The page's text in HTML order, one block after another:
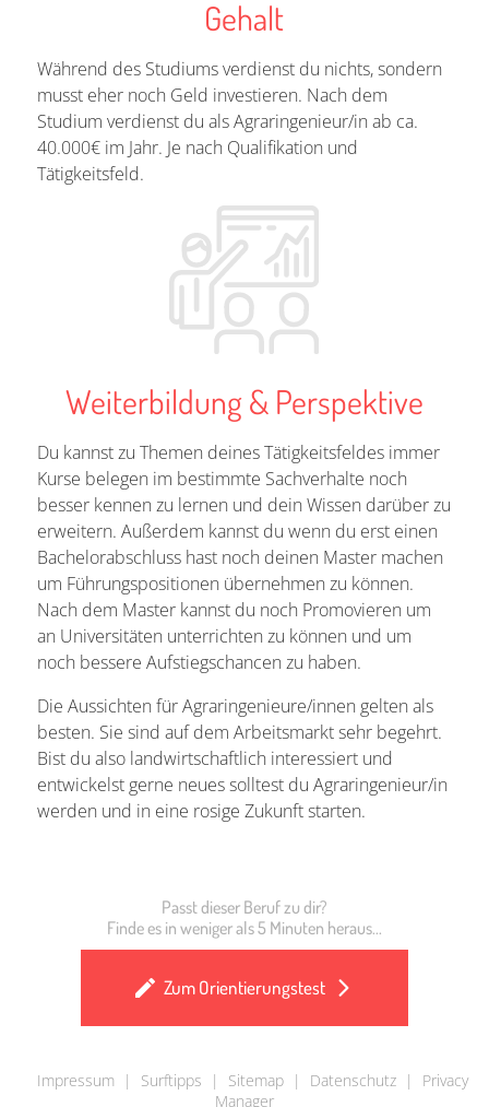
Gehalt
Während des Studiums verdienst du nichts, sondern
musst eher noch Geld investieren. Nach dem
Studium verdienst du als Agraringenieur/in ab ca.
40.000€ im Jahr. Je nach Qualifikation und
Tätigkeitsfeld.
Weiterbildung & Perspektive
Du kannst zu Themen deines Tätigkeitsfeldes immer
Kurse belegen im bestimmte Sachverhalte noch
besser kennen zu lernen und dein Wissen darüber zu
erweitern. Außerdem kannst du wenn du erst einen
Bachelorabschluss hast noch deinen Master machen
um Führungspositionen übernehmen zu können.
Nach dem Master kannst du noch Promovieren um
an Universitäten unterrichten zu können und um
noch bessere Aufstiegschancen zu haben.
Die Aussichten für Agraringenieure/innen gelten als
besten. Sie sind auf dem Arbeitsmarkt sehr begehrt.
Bist du also landwirtschaftlich interessiert und
entwickelst gerne neues solltest du Agraringenieur/in
werden und in eine rosige Zukunft starten.
Passt dieser Beruf zu dir?
Finde es in weniger als 5 Minuten heraus...
Zum Orientierungstest
Impressum | Surftipps | Sitemap| Datenschutz| Privacy
Manager